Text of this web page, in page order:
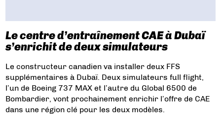
Le centre d’entraînement CAE à Dubaï
s’enrichit de deux simulateurs
Le constructeur canadien va installer deux FFS
supplémentaires à Dubaï. Deux simulateurs full flight,
l’un de Boeing 737 MAX et l’autre du Global 6500 de
Bombardier, vont prochainement enrichir l’offre de CAE
dans une région clé pour les deux modèles.